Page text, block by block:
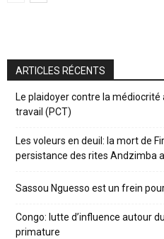
ARTICLES RÉCENTS
Le plaidoyer contre la
travail (PCT)
Les voleurs en deuil: la mort de
persistance des rites Andzimba
Sassou Nguesso est un frein
Congo: lutte d’influence autour
primature